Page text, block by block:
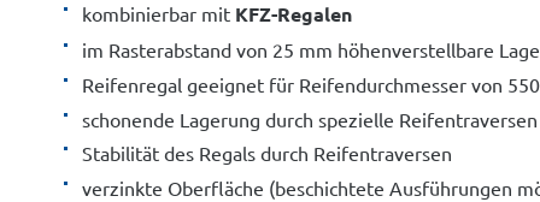
kombinierbar mit KFZ-Regalen
im Rasterabstand von 25 mm höhenverstellbare
Reifenregal geeignet für Reifendurchmesser von
schonende Lagerung durch spezielle Reifentraversen
Stabilität des Regals durch Reifentraversen
verzinkte Oberfläche (beschichtete Ausführungen